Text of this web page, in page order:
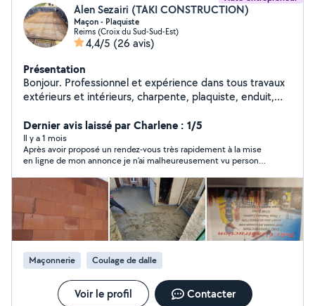
Alen Sezairi (TAKI CONSTRUCTION)
Maçon - Plaquiste
Reims (Croix du Sud-Sud-Est)
4,4/5 (26 avis)
Présentation
Bonjour. Professionnel et expérience dans tous travaux
extérieurs et intérieurs, charpente, plaquiste, enduit,
diverses, montage meuble cuisine équipée, etc...
Travaux sur devis, références sérieuses travail soigné.
Dernier avis laissé par Charlene : 1/5
Il y a 1 mois
Après avoir proposé un rendez-vous très rapidement à la mise
en ligne de mon annonce je n'ai malheureusement vu personne
prévenir, ni pour s'excuser, dommage, un contretemps ou un
oubli cela peut arriver, le tout étant de prévenir.
Maçonnerie Coulage de dalle
Voir le profil Contacter